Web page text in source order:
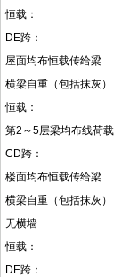
恒载：
DE跨：
屋面均布恒载传给
横梁自重（包括抹灰）
恒载：
第2～5层梁均布线荷载
CD跨：
楼面均布恒载传给
横梁自重（包括抹灰
无横墙
恒载：
DE跨：